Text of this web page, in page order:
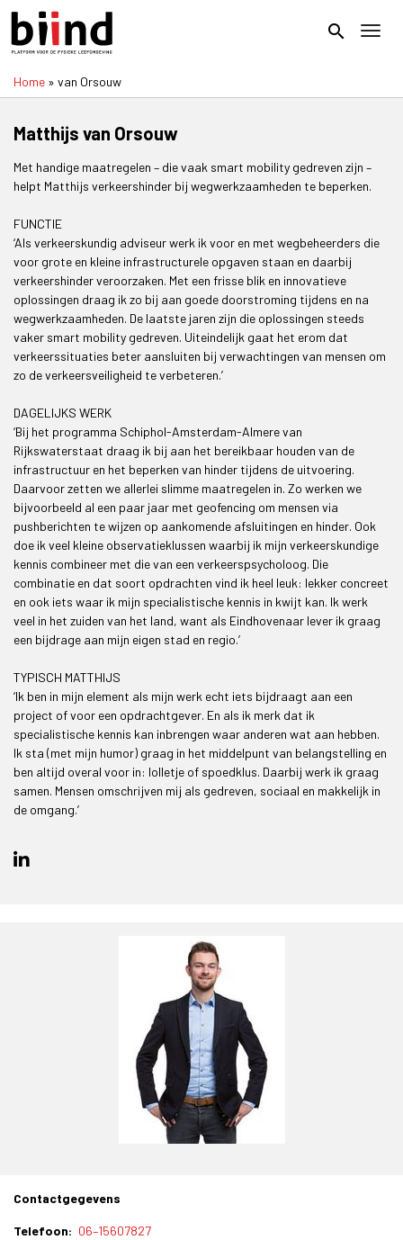
Overslaan
naar
inhoud
search
Home van Orsouw
Matthijs van Orsouw
Met handige maatregelen – die vaak smart mobility gedreven zijn –
helpt Matthijs verkeershinder bij wegwerkzaamheden te beperken.
FUNCTIE
‘Als verkeerskundig adviseur werk ik voor en met wegbeheerders die
voor grote en kleine infrastructurele opgaven staan en daarbij
verkeershinder veroorzaken. Met een frisse blik en innovatieve
oplossingen draag ik zo bij aan goede doorstroming tijdens en na
wegwerkzaamheden. De laatste jaren zijn die oplossingen steeds
vaker smart mobility gedreven. Uiteindelijk gaat het erom dat
verkeerssituaties beter aansluiten bij verwachtingen van mensen om
zo de verkeersveiligheid te verbeteren.’
DAGELIJKS WERK
‘Bij het programma Schiphol-Amsterdam-Almere van
Rijkswaterstaat draag ik bij aan het bereikbaar houden van de
infrastructuur en het beperken van hinder tijdens de uitvoering.
Daarvoor zetten we allerlei slimme maatregelen in. Zo werken we
bijvoorbeeld al een paar jaar met geofencing om mensen via
pushberichten te wijzen op aankomende afsluitingen en hinder. Ook
doe ik veel kleine observatieklussen waarbij ik mijn verkeerskundige
kennis combineer met die van een verkeerspsycholoog. Die
combinatie en dat soort opdrachten vind ik heel leuk: lekker concreet
en ook iets waar ik mijn specialistische kennis in kwijt kan. Ik werk
veel in het zuiden van het land, want als Eindhovenaar lever ik graag
een bijdrage aan mijn eigen stad en regio.’
TYPISCH MATTHIJS
‘Ik ben in mijn element als mijn werk echt iets bijdraagt aan een
project of voor een opdrachtgever. En als ik merk dat ik
specialistische kennis kan inbrengen waar anderen wat aan hebben.
Ik sta (met mijn humor) graag in het middelpunt van belangstelling en
ben altijd overal voor in: lolletje of spoedklus. Daarbij werk ik graag
samen. Mensen omschrijven mij als gedreven, sociaal en makkelijk in
de omgang.’
Contactgegevens
Telefoon
06–15607827